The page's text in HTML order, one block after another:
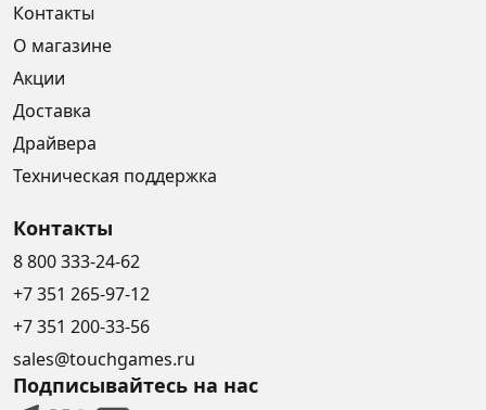
Контакты
О магазине
Акции
Доставка
Драйвера
Техническая поддержка
Контакты
8 800 333-24-62
+7 351 265-97-12
+7 351 200-33-56
sales@touchgames.ru
Подписывайтесь на нас